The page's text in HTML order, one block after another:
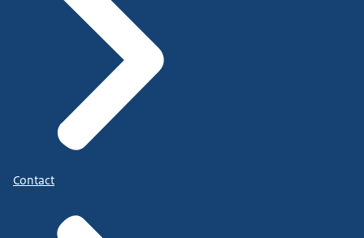
Contact